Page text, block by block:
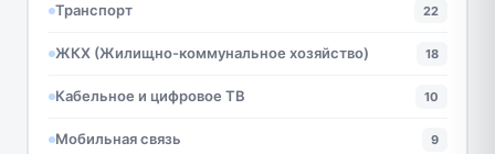
Транспорт 22
ЖКХ (Жилищно-коммунальное хозяйство) 18
Кабельное и цифровое ТВ 10
Мобильная связь 9